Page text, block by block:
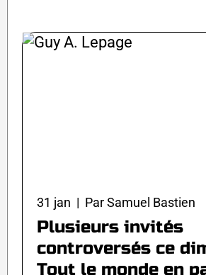
31 jan | Par Samuel Bastien
Plusieurs invités
controversés ce
Tout le monde en